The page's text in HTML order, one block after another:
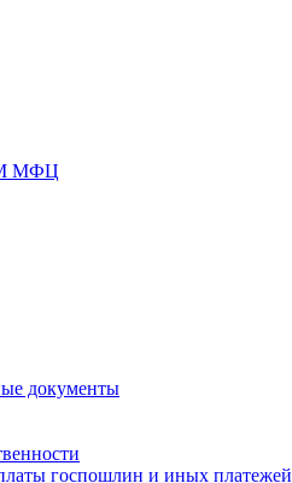
МФЦ
документы
госпошлин и иных платежей